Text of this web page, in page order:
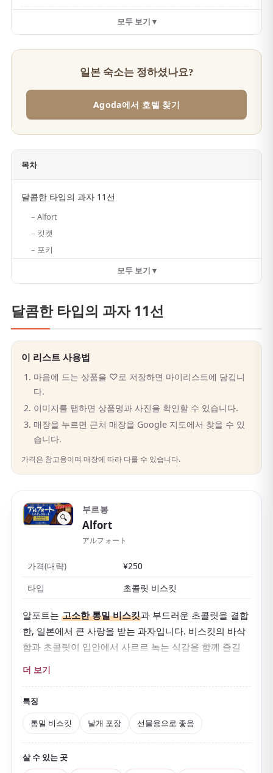
모두 보기 ▾
일본 숙소는 정하셨나요?
Agoda에서 호텔 찾기
목차
달콤한 타입의 과자 11선
Alfort
킷캣
포키
모두 보기 ▾
달콤한 타입의 과자 11선
이 리스트 사용법
마음에 드는 상품을 ♡로 저장하면 마이리스트에 담깁니
다.
이미지를 탭하면 상품명과 사진을 확인할 수 있습니다.
매장을 누르면 근처 매장을 Google 지도에서 찾을 수 있
습니다.
가격은 참고용이며 매장에 따라 다를 수 있습니다.
🔍
부르봉
Alfort
アルフォート
가격(대략)
¥250
타입
초콜릿 비스킷
알포트는 고소한 통밀 비스킷과 부드러운 초콜릿을 결합
한, 일본에서 큰 사랑을 받는 과자입니다. 비스킷의 바삭
함과 초콜릿이 입안에서 사르르 녹는 식감을 함께 즐길
초콜릿 면에는범선 무늬가 새겨져 있어 한층 세련된 느
낌을 줍니다. 밀크·다크·화이트 등 다양하게 있으며, 모두
일본 과자 특유의 은은한 단맛을 지녔습니다.
낱개 포장이라 기념품으로도 간식으로도 좋고, 단순하지
만 질리지 않아 많은 사랑을 받습니다.
더 보기
특징
통밀 비스킷
낱개 포장 선물용으로 좋음
살 수 있는 곳